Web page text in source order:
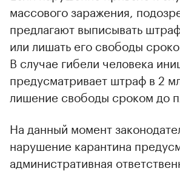
массового заражения,
предлагают выписывать
или лишать его свободы
В случае гибели человека
предусматривает штраф в 2
лишение свободы сроком до
На данный момент
нарушение карантина
административная